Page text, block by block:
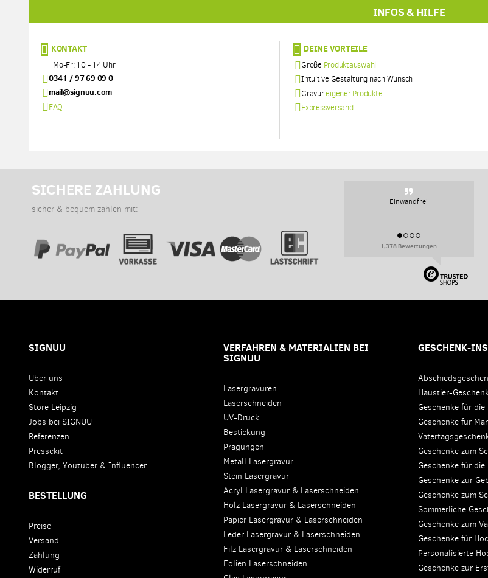
INFOS & HILFE
KONTAKT
Mo-Fr: 10 - 14 Uhr
0341 / 97 69 09 0
mail@signuu.com
FAQ
DEINE VORTEILE
Große Produktauswahl
Intuitive Gestaltung nach Wunsch
Gravureigener Produkte
Expressversand
SICHERE ZAHLUNG
sicher & bequem zahlen mit:
Sehr persoenlich, sehr flexibel.
1,378 Bewertungen
SIGNUU
Über uns
Kontakt
Store Leipzig
Jobs bei SIGNUU
Referenzen
Pressekit
Blogger, Youtuber & Influencer
BESTELLUNG
Preise
Versand
Zahlung
Widerruf
VERFAHREN & MATERIALIEN BEI
SIGNUU
Lasergravuren
Laserschneiden
UV-Druck
Bestickung
Prägungen
Metall Lasergravur
Stein Lasergravur
Acryl Lasergravur & Laserschneiden
Holz Lasergravur & Laserschneiden
Papier Lasergravur & Laserschneiden
Leder Lasergravur & Laserschneiden
Filz Lasergravur & Laserschneiden
Folien Laserschneiden
GESCHENK-
Haustier-
Geschenke für
Geschenke für
Geschenke zum
Geschenke für die
Geschenke zur
Geschenke zum
Sommerliche
Geschenke zum
Geschenke für
Personalisierte
Geschenke zur